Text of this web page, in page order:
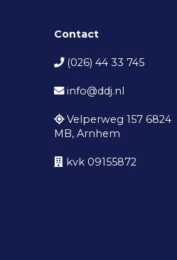
Contact
(026) 44 33 745
info@ddj.nl
Velperweg 157 6824
MB, Arnhem
kvk 09155872